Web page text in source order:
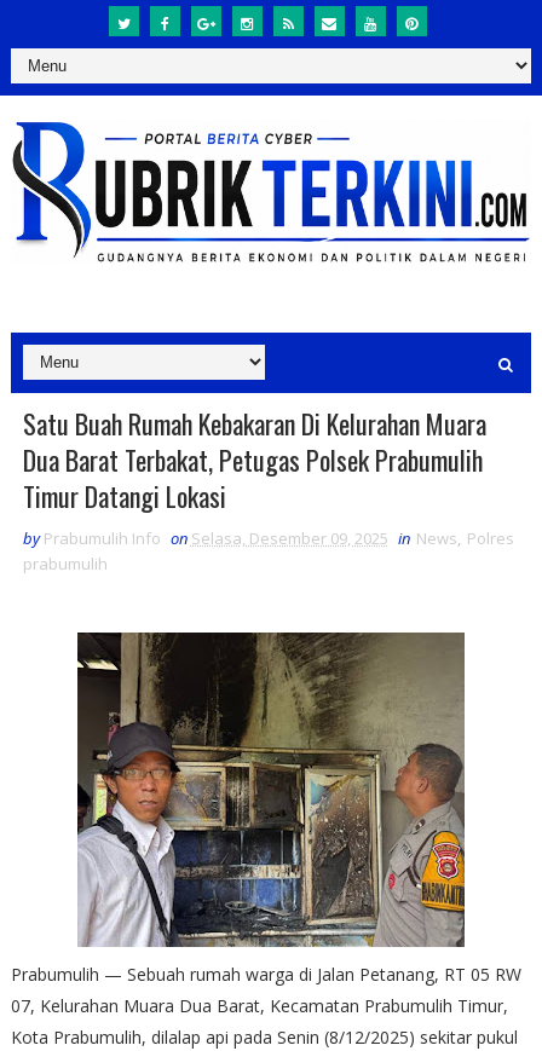
Satu Buah Rumah Kebakaran Di Kelurahan Muara
Dua Barat Terbakat, Petugas Polsek Prabumulih
Timur Datangi Lokasi
by Prabumulih Info on Selasa, Desember 09, 2025 in News, Polres
prabumulih
Prabumulih — Sebuah rumah warga di Jalan Petanang, RT 05 RW
07, Kelurahan Muara Dua Barat, Kecamatan Prabumulih Timur,
Kota Prabumulih, dilalap api pada Senin (8/12/2025) sekitar pukul